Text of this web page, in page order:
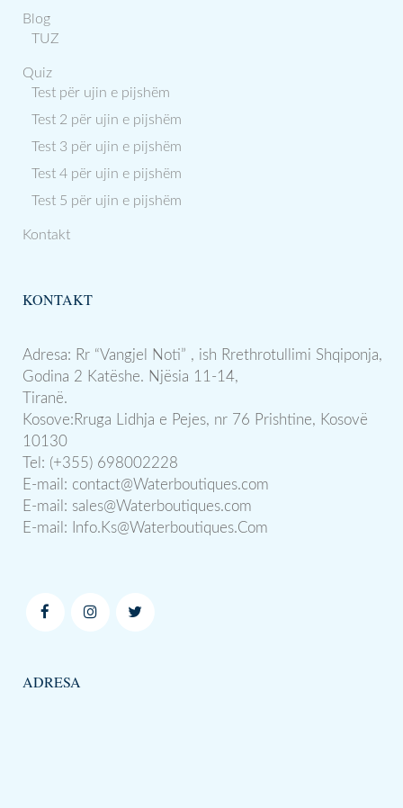
Blog
TUZ
Quiz
Test për ujin e pijshëm
Test 2 për ujin e pijshëm
Test 3 për ujin e pijshëm
Test 4 për ujin e pijshëm
Test 5 për ujin e pijshëm
Kontakt
KONTAKT
Adresa: Rr “Vangjel Noti” , ish Rrethrotullimi Shqiponja,
Godina 2 Katëshe. Njësia 11-14,
Tiranë.
Kosove:Rruga Lidhja e Pejes, nr 76 Prishtine, Kosovë
10130
Tel: (+355) 698002228
E-mail: contact@Waterboutiques.com
E-mail: sales@Waterboutiques.com
E-mail:
Info.Ks@Waterboutiques.Com
ADRESA